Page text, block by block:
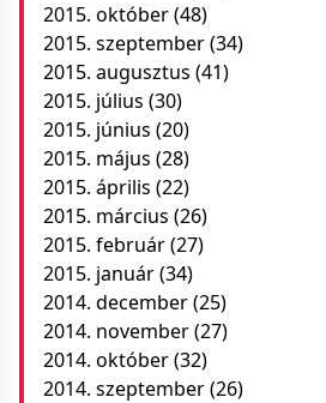
2015. október(48)
2015. szeptember(34)
2015. augusztus (41)
2015. július (30)
2015. június (20)
2015. május (28)
2015. április (22)
2015. március (26)
2015. február(27)
2015. január(34)
2014. december(25)
2014. november(27)
2014. október(32)
2014. szeptember(26)